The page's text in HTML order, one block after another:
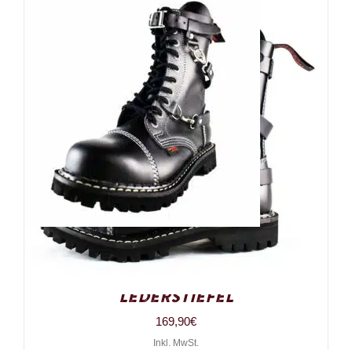
Angry Itch 10-Loch 3 Straps
Lederstiefel
169,90€
Inkl. MwSt.